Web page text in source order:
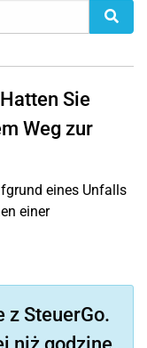
Sie
Weg zur
eines Unfalls
einer
z SteuerGo.